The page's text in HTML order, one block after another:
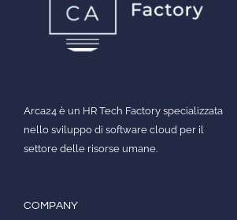
Arca24 è un HR Tech Factory specializzata
nello sviluppo di software cloud per il
settore delle risorse umane.
COMPANY